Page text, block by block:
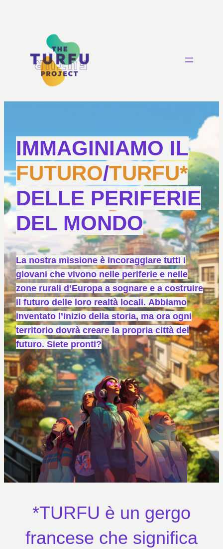
IMMAGINIAMO IL
FUTURO/TURFU*
DELLE PERIFERIE
DEL MONDO
La nostra missione è incoraggiare tutti i
giovani che vivono nelle periferie e nelle
zone rurali d’Europa a sognare e a costruire
il futuro delle loro realtà locali. Abbiamo
inventato l’inizio della storia, ma ora ogni
territorio dovrà creare la propria città del
futuro. Siete pronti?
*TURFU è un gergo
francese che significa